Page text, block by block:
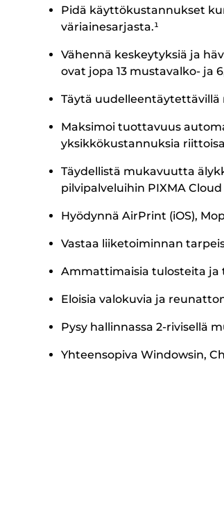
Pidä käyttökustannukset
väriainesarjasta.¹
Vähennä keskeytyksiä ja
ovat jopa 13 mustavalko- ja
Täytä uudelleentäytettävillä
Maksimoi tuottavuus
yksikkökustannuksia
Täydellistä mukavuutta
pilvipalveluihin PIXMA
Hyödynnä AirPrint (iOS),
Vastaa liiketoiminnan
Ammattimaisia tulosteita ja
Eloisia valokuvia ja
Pysy hallinnassa 2-rivisellä
Yhteensopiva Windowsin,